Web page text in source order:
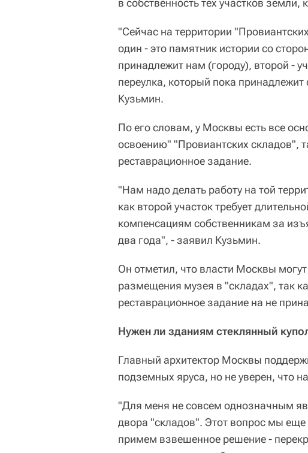
в собственность тех участков
"Сейчас на территории
один - это памятник истории со
принадлежит нам (городу), второй -
переулка, который пока
Кузьмин.
По его словам, у Москвы есть все
освоению" "Провиантских складов",
реставрационное задание.
"Нам надо делать работу на той
как второй участок требует
компенсациям собственникам за
два года", - заявил Кузьмин.
Он отметил, что власти Москвы
размещения музея в "складах", так
реставрационное задание на не
Нужен ли зданиям стеклянный
Главный архитектор Москвы
подземных яруса, но не уверен, что
"Для меня не совсем однозначным
двора "складов". Этот вопрос мы еще
примем взвешенное решение -